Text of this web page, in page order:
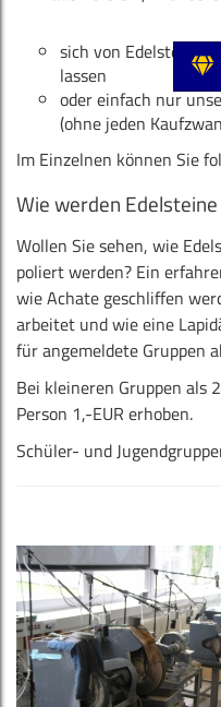
sich von
lassen
oder einfach nur
(ohne jeden
Im Einzelnen können Sie
Wie werden
Wollen Sie sehen, wie
poliert werden? Ein
wie Achate geschliffen
arbeitet und wie eine
für angemeldete Gruppen
Bei kleineren Gruppen als
Person 1,-EUR erhoben.
Schüler- und